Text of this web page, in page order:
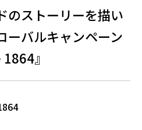
のストーリーを描い
ーバルキャンペーン
』